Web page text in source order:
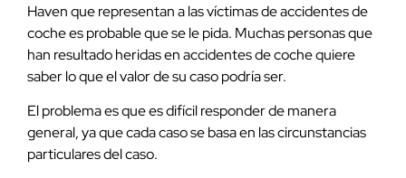
Haven que representan a las víctimas de accidentes de
coche es probable que se le pida. Muchas personas que
han resultado heridas en accidentes de coche quiere
saber lo que el valor de su caso podría ser.
El problema es que es difícil responder de manera
general, ya que cada caso se basa en las circunstancias
particulares del caso.